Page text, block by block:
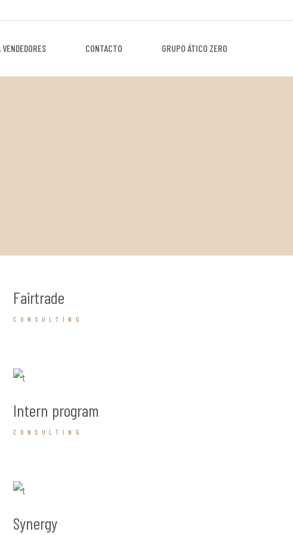
CONTACTO GRUPO ÁTICO ZERO
Fairtrade
CONSULTING
Intern program
CONSULTING
Synergy